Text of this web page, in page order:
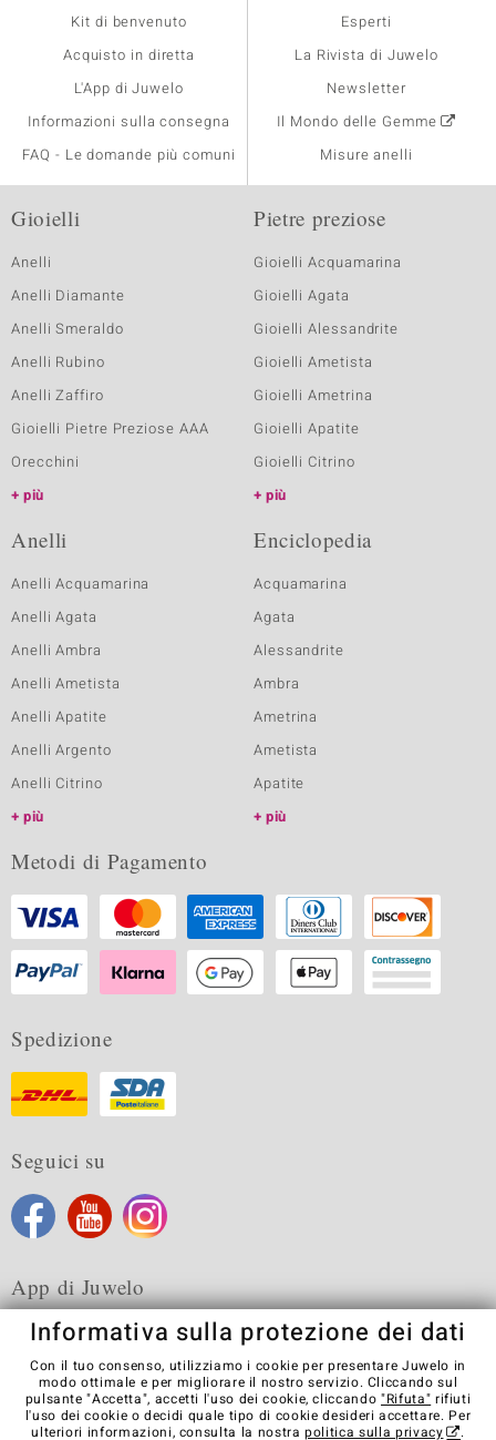
Kit di benvenuto
Acquisto in diretta
L'App di Juwelo
Informazioni sulla consegna
FAQ - Le domande più comuni
Esperti
La Rivista di Juwelo
Newsletter
Il Mondo delle Gemme
Misure anelli
Gioielli
Anelli
Anelli Diamante
Anelli Smeraldo
Anelli Rubino
Anelli Zaffiro
Gioielli Pietre Preziose AAA
Orecchini
più
Pietre preziose
Gioielli Acquamarina
Gioielli Agata
Gioielli Alessandrite
Gioielli Ametista
Gioielli Ametrina
Gioielli Apatite
Gioielli Citrino
più
Anelli
Anelli Acquamarina
Anelli Agata
Anelli Ambra
Anelli Ametista
Anelli Apatite
Anelli Argento
Anelli Citrino
più
Enciclopedia
Acquamarina
Agata
Alessandrite
Ambra
Ametrina
Ametista
Apatite
più
Metodi di Pagamento
Spedizione
Seguici su
App di Juwelo
Condizioni generali di vendita Informativa Privacy
Cookies
Note legali
Contatti Recedere dal contratto
Informativa sulla protezione dei dati
Con il tuo consenso, utilizziamo i cookie per presentare Juwelo in
modo ottimale e per migliorare il nostro servizio. Cliccando sul
pulsante "Accetta", accetti l'uso dei cookie, cliccando "Rifuta" rifiuti
l'uso dei cookie o decidi quale tipo di cookie desideri accettare. Per
ulteriori informazioni, consulta la nostrapolitica sulla privacy .